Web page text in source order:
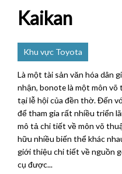
Kaikan
Khu vực Toyota
Là một tài sản văn hóa dân
nhận, bonote là một môn
tại lễ hội của đền thờ. Đến
để tham gia rất nhiều triển
mô tả chi tiết về môn võ
hữu nhiều biến thể khác
giới thiệu chi tiết về nguồn
cụ được...